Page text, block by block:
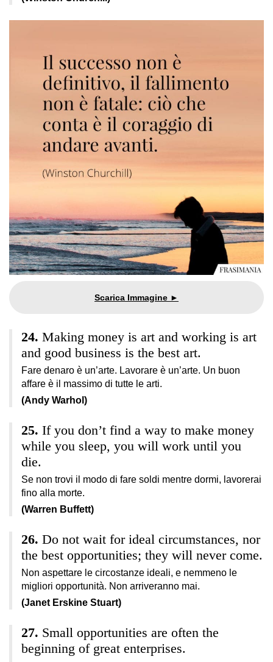
Making money is art and working is art
and good business is the best art.
Fare denaro è un’arte. Lavorare è un’arte. Un buon
affare è il massimo di tutte le arti.
(Andy Warhol)
If you don’t find a way to make money
while you sleep, you will work until you
die.
Se non trovi il modo di fare soldi mentre dormi, lavorerai
fino alla morte.
(Warren Buffett)
Do not wait for ideal circumstances, nor
the best opportunities; they will never come.
Non aspettare le circostanze ideali, e nemmeno le
migliori opportunità. Non arriveranno mai.
(Janet Erskine Stuart)
Small opportunities are often the
beginning of great enterprises.